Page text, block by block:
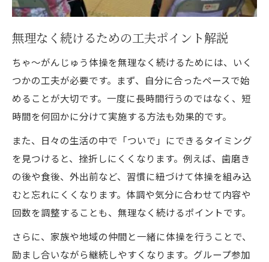
無理なく続けるための工夫ポイント解説
ちゃ～がんじゅう体操を無理なく続けるためには、いく
つかの工夫が必要です。まず、自分に合ったペースで始
めることが大切です。一度に長時間行うのではなく、短
時間を何回かに分けて実施する方法も効果的です。
また、日々の生活の中で「ついで」にできるタイミング
を見つけると、挫折しにくくなります。例えば、歯磨き
の後や食後、外出前など、習慣に紐づけて体操を組み込
むと忘れにくくなります。体調や気分に合わせて内容や
回数を調整することも、無理なく続けるポイントです。
さらに、家族や地域の仲間と一緒に体操を行うことで、
励まし合いながら継続しやすくなります。グループ参加